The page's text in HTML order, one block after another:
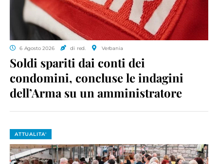
6 Agosto 2026 di red. Verbania
Soldi spariti dai conti dei
condomini, concluse le indagini
dell’Arma su un amministratore
ATTUALITA'